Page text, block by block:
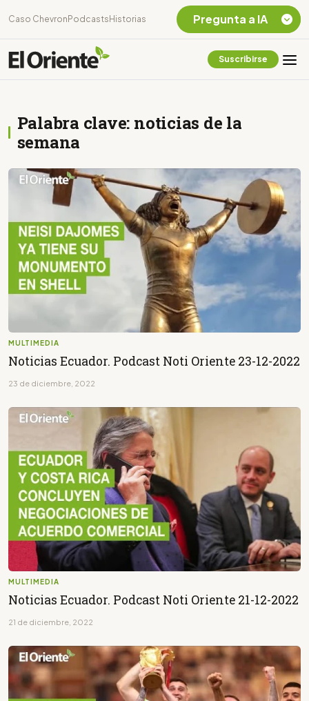
Caso Chevron Podcasts Historias
Suscribirse
Palabra clave: noticias de la
semana
MULTIMEDIA
Noticias Ecuador. Podcast Noti Oriente 23-12-2022
23 de diciembre, 2022
MULTIMEDIA
Noticias Ecuador. Podcast Noti Oriente 21-12-2022
21 de diciembre, 2022
Pregunta a IA
Listar destinos
¿En que consiste la
tasa minera que rige en
Ecuador?